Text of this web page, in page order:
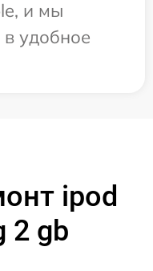
и мы
в удобное
ipod
2 gb